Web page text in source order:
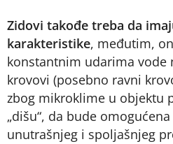
Zidovi takođe treba da
karakteristike, međutim,
konstantnim udarima vode
krovovi (posebno ravni
zbog mikroklime u objektu
„dišu“, da bude
unutrašnjeg i spoljašnjeg